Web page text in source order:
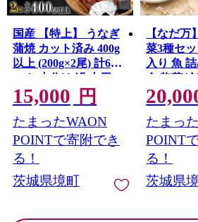
国産 【特上】 うなぎ
蒲焼 カット済み 400g
以上 (200g×2尾) 計6パ
ック 小分け 鰻 土用の
丑の日 丑の日 御中元
美容 健康 母の日 父の
日 準備簡単 スタミナ
まな板不要 ギフト
K2699
15,000 円
たまったWAON
POINTで寄附でき
る！
茨城県境町
【なだ万
菜3種セ
入り 魚
介 惣菜
サーモン
比べ
たまっ
POINT
る！
茨城県